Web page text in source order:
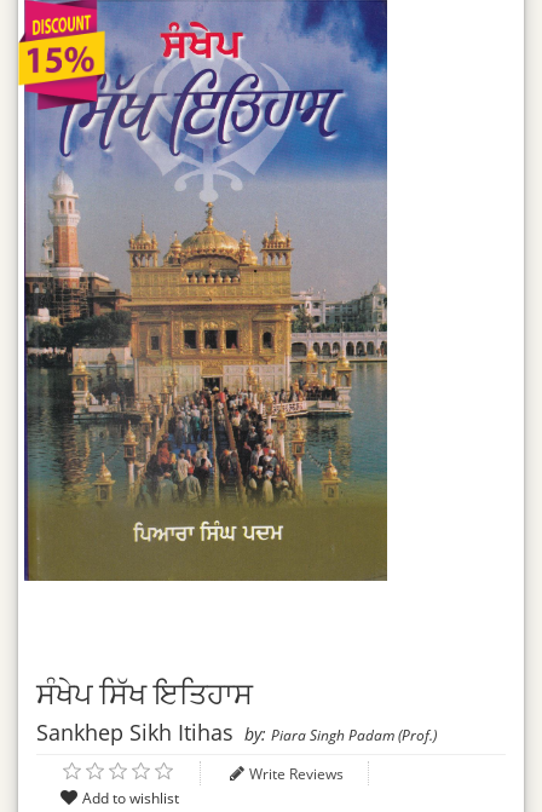
ਸੰਖੇਪ ਸਿੱਖ ਇਤਿਹਾਸ
Sankhep Sikh Itihas by: Piara Singh Padam (Prof.)
Write Reviews